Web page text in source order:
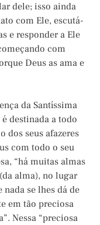
dele; isso ainda
com Ele, escutá-
e responder a Ele
com
Deus as ama e
da Santíssima
destinada a todo
dos seus afazeres
com todo o seu
“há muitas almas
alma), no lugar
se lhes dá de
em tão preciosa
Nessa “preciosa